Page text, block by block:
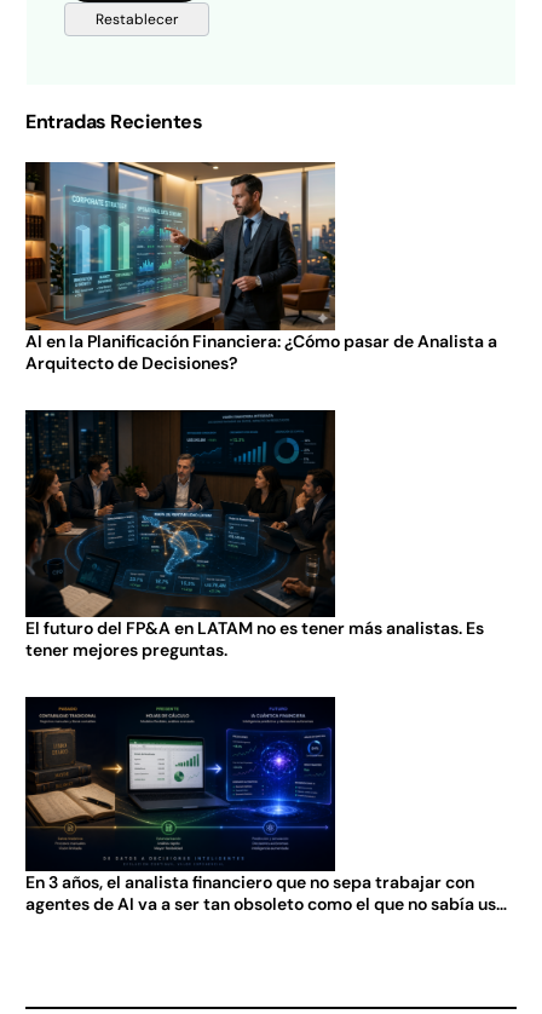
Entradas Recientes
AI en la Planificación Financiera: ¿Cómo pasar de Analista a
Arquitecto de Decisiones?
El futuro del FP&A en LATAM no es tener más analistas. Es
tener mejores preguntas.
En 3 años, el analista financiero que no sepa trabajar con
agentes de AI va a ser tan obsoleto como el que no sabía usar